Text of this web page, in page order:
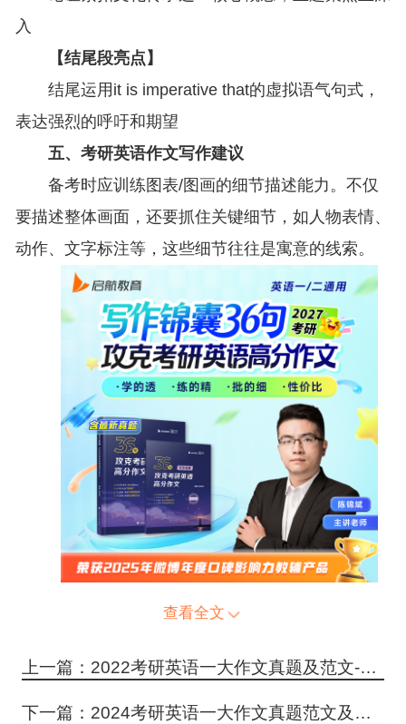
入
【结尾段亮点】
结尾运用it is imperative that的虚拟语气句式，
表达强烈的呼吁和期望
五、考研英语作文写作建议
备考时应训练图表/图画的细节描述能力。不仅
要描述整体画面，还要抓住关键细节，如人物表情、
动作、文字标注等，这些细节往往是寓意的线索。
查看全文
上一篇：2022考研英语一大作文真题及范文-广泛学习
下一篇：2024考研英语一大作文真题范文及解析-公园与体育锻炼